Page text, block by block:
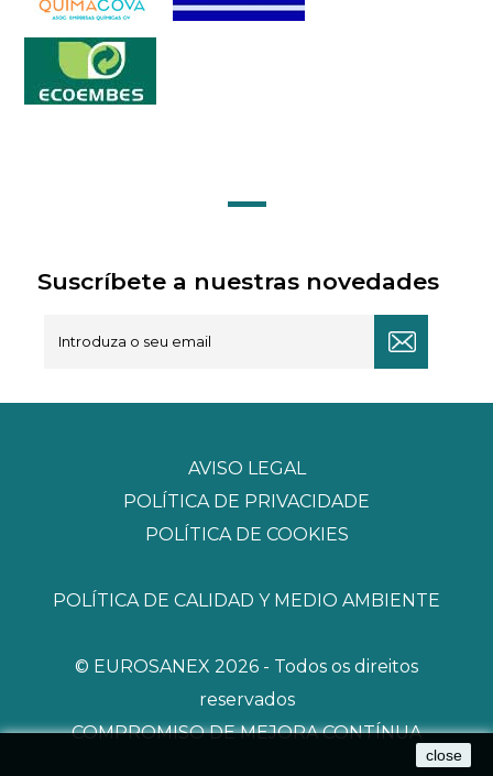
Suscríbete a nuestras novedades
close
AVISO LEGAL
POLÍTICA DE PRIVACIDADE
POLÍTICA DE COOKIES
POLÍTICA DE CALIDAD Y MEDIO AMBIENTE
© EUROSANEX 2026 - Todos os direitos
reservados
COMPROMISO DE MEJORA CONTÍNUA